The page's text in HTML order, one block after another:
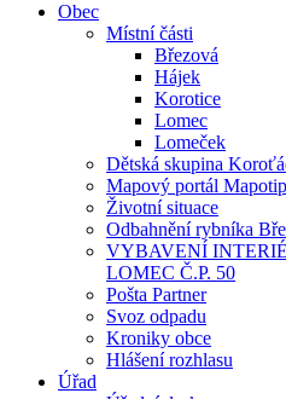
Obec
Místní části
Březová
Hájek
Korotice
Lomec
Lomeček
Dětská skupina
Mapový portál Mapotip
Životní situace
Odbahnění rybníka
VYBAVENÍ
LOMEC Č.P. 50
Pošta Partner
Svoz odpadu
Kroniky obce
Hlášení rozhlasu
Úřad